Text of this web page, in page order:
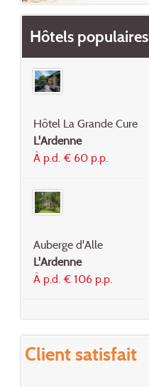
Hôtels populaires
Hôtel La Grande Cure
L'Ardenne
À p.d. € 60 p.p.
Auberge d'Alle
L'Ardenne
À p.d. € 106 p.p.
Client satisfait